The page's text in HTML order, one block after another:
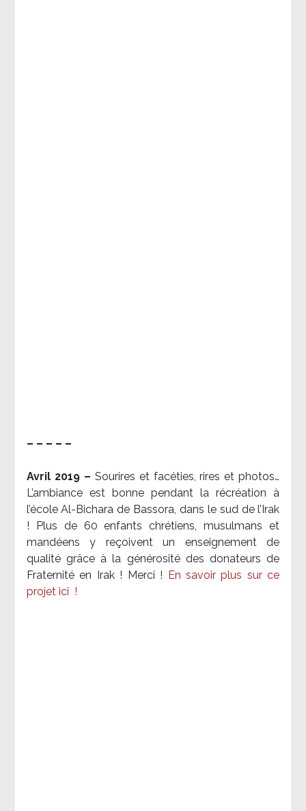
– – – – –
Avril 2019 – Sourires et facéties, rires et photos…
L’ambiance est bonne pendant la récréation à
l’école Al-Bichara de Bassora, dans le sud de l’Irak
! Plus de 60 enfants chrétiens, musulmans et
mandéens y reçoivent un enseignement de
qualité grâce à la générosité des donateurs de
Fraternité en Irak ! Merci !
En savoir plus sur ce
projet ici !